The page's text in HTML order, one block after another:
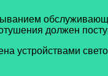
должен
устройствами